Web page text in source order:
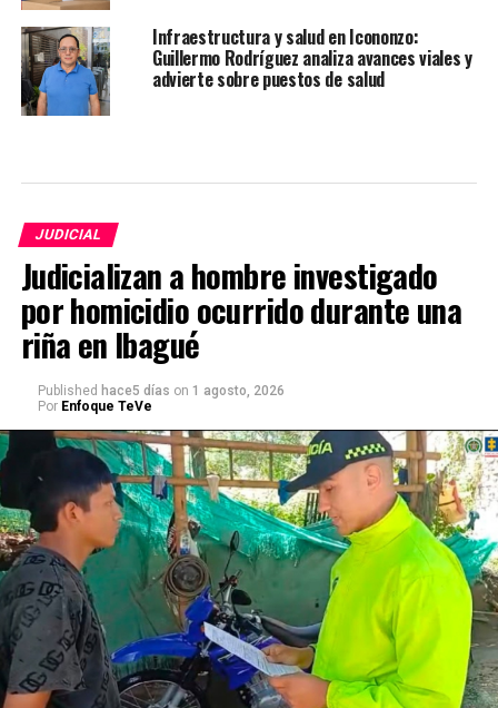
Infraestructura y salud en Icononzo:
Guillermo Rodríguez analiza avances viales y
advierte sobre puestos de salud
JUDICIAL
Judicializan a hombre investigado
por homicidio ocurrido durante una
riña en Ibagué
Published hace5 días on 1 agosto, 2026
Por Enfoque TeVe